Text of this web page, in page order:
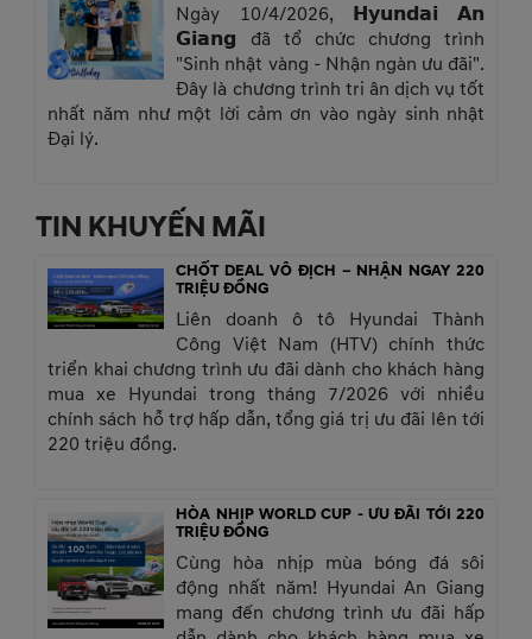
Ngày 10/4/2026, 𝗛𝘆𝘂𝗻𝗱𝗮𝗶 𝗔𝗻
𝗚𝗶𝗮𝗻𝗴 đã tổ chức chương trình
"Sinh nhật vàng - Nhận ngàn ưu đãi".
Đây là chương trình tri ân dịch vụ tốt
nhất năm như một lời cảm ơn vào ngày sinh nhật
Đại lý.
TIN KHUYẾN MÃI
CHỐT DEAL VÔ ĐỊCH – NHẬN NGAY 220
TRIỆU ĐỒNG
Liên doanh ô tô Hyundai Thành
Công Việt Nam (HTV) chính thức
triển khai chương trình ưu đãi dành cho khách hàng
mua xe Hyundai trong tháng 7/2026 với nhiều
chính sách hỗ trợ hấp dẫn, tổng giá trị ưu đãi lên tới
220 triệu đồng.
HÒA NHỊP WORLD CUP - ƯU ĐÃI TỚI 220
TRIỆU ĐỒNG
Cùng hòa nhịp mùa bóng đá sôi
động nhất năm! Hyundai An Giang
mang đến chương trình ưu đãi hấp